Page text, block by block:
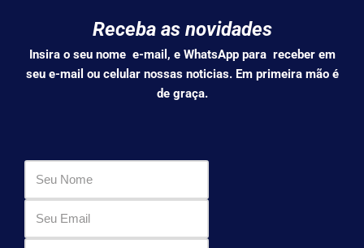
Receba as novidades
Insira o seu nome e-mail, e WhatsApp para receber em
seu e-mail ou celular nossas noticias. Em primeira mão é
de graça.